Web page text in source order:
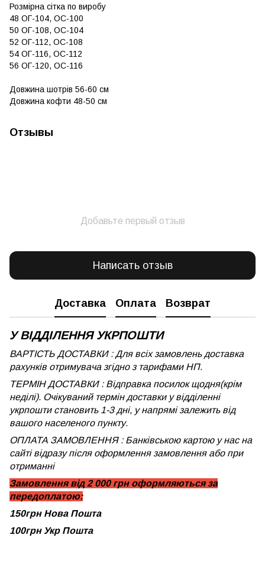
Розмірна сітка по виробу
48 ОГ-104, ОС-100
50 ОГ-108, ОС-104
52 ОГ-112, ОС-108
54 ОГ-116, ОС-112
56 ОГ-120, ОС-116
Довжина шотрів 56-60 см
Довжина кофти 48-50 см
Отзывы
Добавьте первый отзыв
Написать отзыв
Доставка Оплата Возврат
У ВІДДІЛЕННЯ УКРПОШТИ
ВАРТІСТЬ ДОСТАВКИ : Для всіх замовлень доставка
рахунків отримувача згідно з тарифами НП.
ТЕРМІН ДОСТАВКИ : Відправка посилок щодня(крім
неділі). Очікуваний термін доставки у відділенні
укрпошти становить 1-3 дні, у напрямі залежить від
вашого населеного пункту.
ОПЛАТА ЗАМОВЛЕННЯ : Банківською картою у нас на
сайті відразу після оформлення замовлення або при
отриманні
Замовлення від 2 000 грн оформляються за
передоплатою:
150грн Нова Пошта
100грн Укр Пошта